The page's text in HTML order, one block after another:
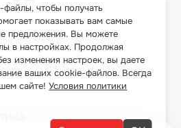
чтобы получать
показывать вам самые
предложения. Вы можете
в настройках. Продолжая
изменения настроек, вы даете
ваших cookie-файлов. Всегда
сайте!Условия политики